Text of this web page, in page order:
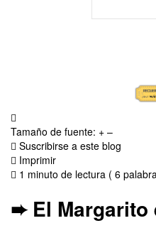
Tamaño de fuente: + –
Suscribirse a este blog
Imprimir
1 minuto de lectura ( 6
➨ El Margarito